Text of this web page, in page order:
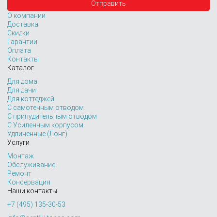
О компании
Доставка
Скидки
Гарантии
Оплата
Контакты
Каталог
Для дома
Для дачи
Для коттеджей
С самотечным отводом
С принудительным отводом
С Усиленным корпусом
Удлиненные (Лонг)
Услуги
Монтаж
Обслуживание
Ремонт
Консервация
Наши контакты
+7 (495) 135-30-53